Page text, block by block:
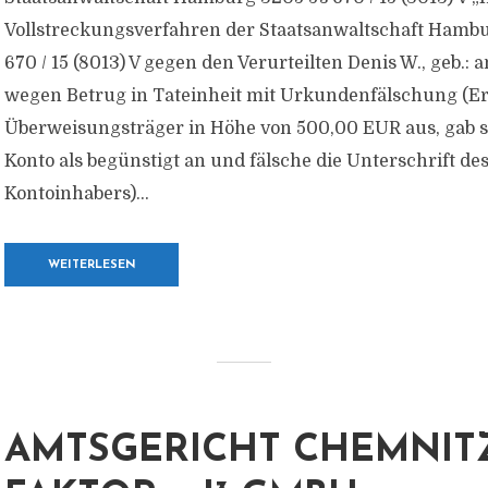
Vollstreckungsverfahren der Staatsanwaltschaft
670 / 15 (8013) V gegen den Verurteilten Denis W., geb.:
wegen Betrug in Tateinheit mit Urkundenfälschung
Überweisungsträger in Höhe von 500,00 EUR aus, gab
Konto als begünstigt an und fälsche die Unterschrift des
Kontoinhabers)...
WEITERLESEN
AMTSGERICHT